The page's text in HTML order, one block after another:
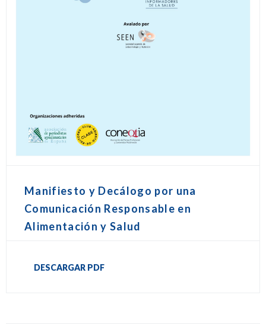
Manifiesto y Decálogo por una
Comunicación Responsable en
Alimentación y Salud
DESCARGAR PDF